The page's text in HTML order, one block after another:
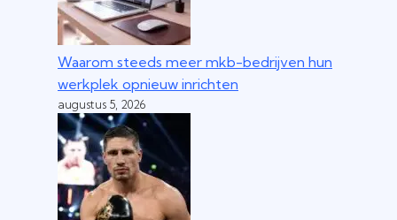
Waarom steeds meer mkb-bedrijven hun
werkplek opnieuw inrichten
augustus 5, 2026